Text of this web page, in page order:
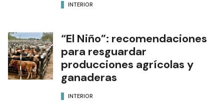
INTERIOR
“El Niño”: recomendaciones
para resguardar
producciones agrícolas y
ganaderas
INTERIOR